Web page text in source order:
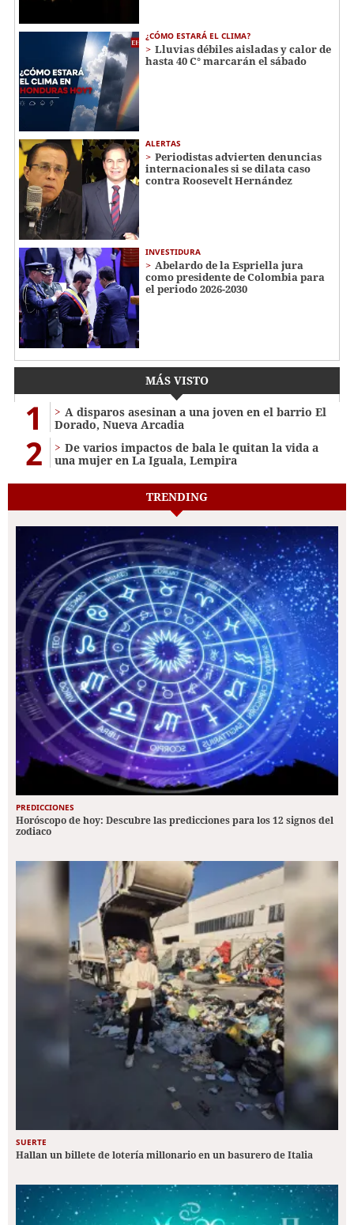
¿CÓMO ESTARÁ EL CLIMA?
Lluvias débiles aisladas y calor de
hasta 40 C° marcarán el sábado
ALERTAS
Periodistas advierten denuncias
internacionales si se dilata caso
contra Roosevelt Hernández
INVESTIDURA
Abelardo de la Espriella jura
como presidente de Colombia para
el periodo 2026-2030
MÁS VISTO
1
A disparos asesinan a una joven en el barrio El
Dorado, Nueva Arcadia
2
De varios impactos de bala le quitan la vida a
una mujer en La Iguala, Lempira
TRENDING
PREDICCIONES
Horóscopo de hoy: Descubre las predicciones para los 12 signos del
zodiaco
SUERTE
Hallan un billete de lotería millonario en un basurero de Italia